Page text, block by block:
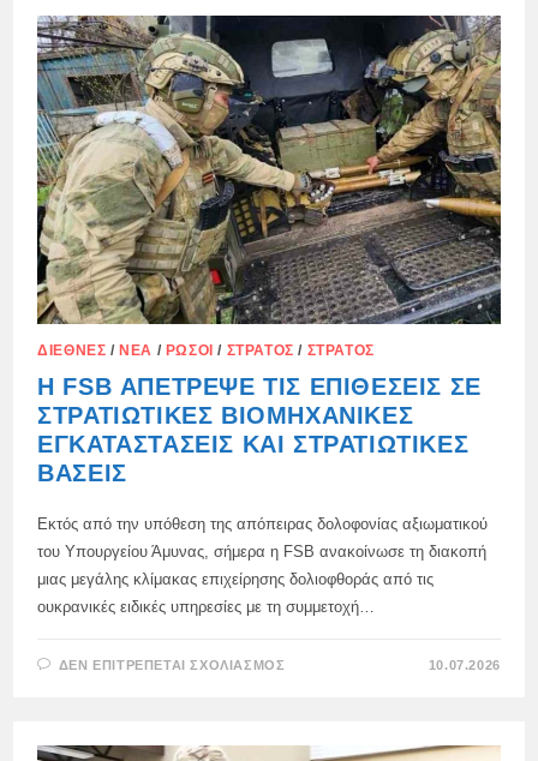
“ΆΝΕΥ
ΠΡΟΗΓΟΥΜΈΝΟΥ
ΤΡΟΜΟΚΡΑΤΙΚΉ
ΕΠΊΘΕΣΗ”
ΤΗΣ
ΟΥΚΡΑΝΊΑΣ
ΣΕ
ΣΤΡΑΤΙΩΤΙΚΌ
ΑΕΡΟΔΡΌΜΙΟ
ΣΤΟ
ΡΟΣΤΌΦ
ΤΟΥ
ΝΤΟΝ
ΔΙΕΘΝΈΣ / ΝΈΑ / ΡΏΣΟΙ / ΣΤΡΑΤΌΣ / ΣΤΡΑΤΌΣ
Η FSB ΑΠΈΤΡΕΨΕ ΤΙΣ ΕΠΙΘΈΣΕΙΣ ΣΕ
ΣΤΡΑΤΙΩΤΙΚΈΣ ΒΙΟΜΗΧΑΝΙΚΈΣ
ΕΓΚΑΤΑΣΤΆΣΕΙΣ ΚΑΙ ΣΤΡΑΤΙΩΤΙΚΈΣ
ΒΆΣΕΙΣ
Εκτός από την υπόθεση της απόπειρας δολοφονίας αξιωματικού
του Υπουργείου Άμυνας, σήμερα η FSB ανακοίνωσε τη διακοπή
μιας μεγάλης κλίμακας επιχείρησης δολιοφθοράς από τις
ουκρανικές ειδικές υπηρεσίες με τη συμμετοχή…
ΔΕΝ ΕΠΙΤΡΈΠΕΤΑΙ ΣΧΟΛΙΑΣΜΌΣ
ΕΠΙΘΈΣΕΙΣ
10.07.2026